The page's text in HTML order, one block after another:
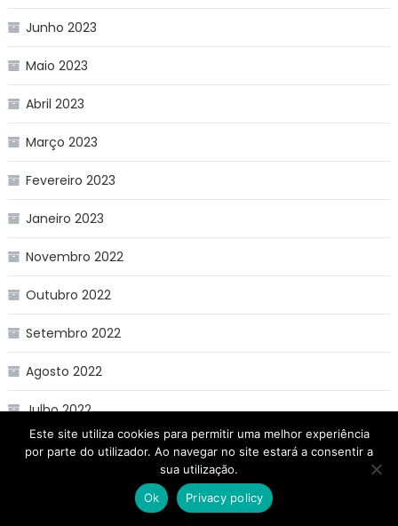
Junho 2023
Maio 2023
Abril 2023
Março 2023
Fevereiro 2023
Janeiro 2023
Novembro 2022
Outubro 2022
Setembro 2022
Agosto 2022
Julho 2022
Junho 2022
Este site utiliza cookies para permitir uma melhor experiência
por parte do utilizador. Ao navegar no site estará a consentir a
sua utilização.
Ok
Privacy policy